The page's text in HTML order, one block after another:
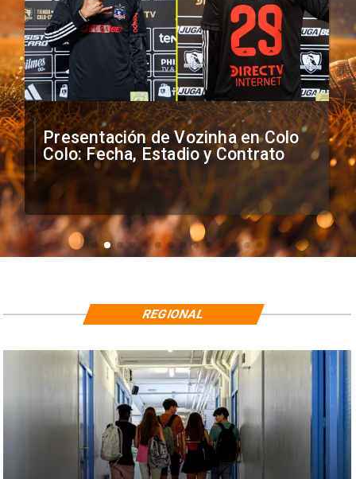
Presentación de Vozinha en Colo
Colo: Fecha, Estadio y Contrato
REGIONAL